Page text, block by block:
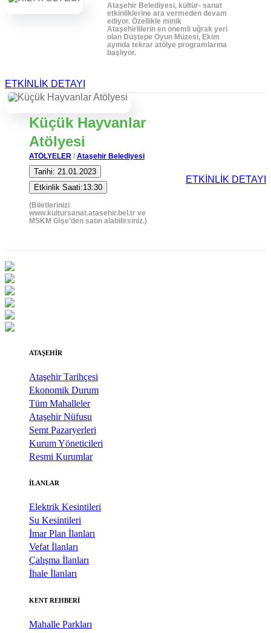
Ataşehir Belediyesi, kültür- sanat
etkinliklerine ara vermeden devam
ediyor. Özellikle minik
Ataşehirlilerin en önemli uğrak yeri
olan Düştepe Oyun Müzesi, Ekim
ayında tekrar atölye programlarına
başlıyor.
ETKİNLİK DETAYI
Küçük Hayvanlar
Atölyesi
ATÖLYELER / Ataşehir Belediyesi
Tarihi: 21.01.2023
Etkinlik Saati:13:30
(Biletlerinizi
www.kultursanat.atasehir.bel.tr ve
MSKM Gişe’den satın alabilirsiniz.)
ETKİNLİK DETAYI
ATAŞEHİR
Ataşehir Tarihçesi
Ekonomik Durum
Tüm Mahalleler
Ataşehir Nüfusu
Semt Pazaryerleri
Kurum Yöneticileri
Resmi Kurumlar
İLANLAR
Elektrik Kesintileri
Su Kesintileri
İmar Plan İlanları
Vefat İlanları
Çalışma İlanları
İhale İlanları
KENT REHBERİ
Mahalle Parkları